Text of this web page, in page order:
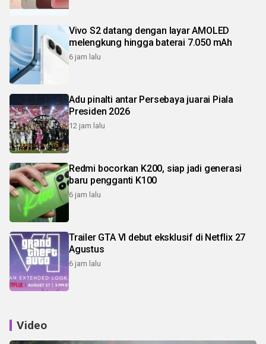
Vivo S2 datang dengan layar AMOLED
melengkung hingga baterai 7.050 mAh
6 jam lalu
Adu pinalti antar Persebaya juarai Piala
Presiden 2026
12 jam lalu
Redmi bocorkan K200, siap jadi generasi
baru pengganti K100
6 jam lalu
Trailer GTA VI debut eksklusif di Netflix 27
Agustus
6 jam lalu
Video